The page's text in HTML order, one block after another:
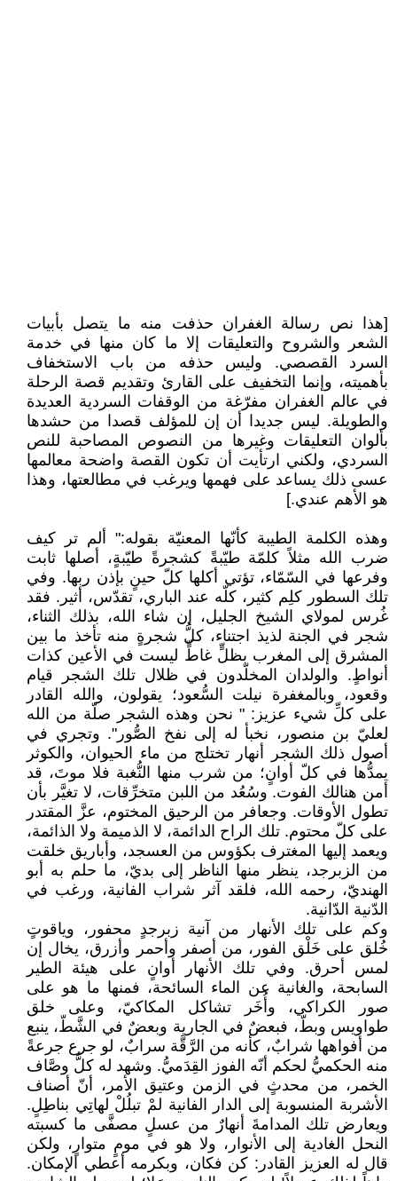
[هذا نص رسالة الغفران حذفت منه ما يتصل بأبيات
الشعر والشروح والتعليقات إلا ما كان منها في خدمة
السرد القصصي. وليس حذفه من باب الاستخفاف
بأهميته، وإنما التخفيف على القارئ وتقديم قصة الرحلة
في عالم الغفران مفرّغة من الوقفات السردية العديدة
والطويلة. ليس جديدا أن إن للمؤلف قصدا من حشدها
بألوان التعليقات وغيرها من النصوص المصاحبة للنص
السردي، ولكني ارتأيت أن تكون القصة واضحة معالمها
عسى ذلك يساعد على فهمها ويرغب في مطالعتها، وهذا
هو الأهم عندي.]
وهذه الكلمة الطيبة كأنّها المعنيّة بقوله:" ألم تر كيف
ضرب الله مثلاً كلمّة طيّبةً كشجرةً طيّبةٍ، أصلها ثابت
وفرعها في السّمّاء، تؤتي أكلها كلّ حينٍ بإذن ربها. وفي
تلك السطور كلِم كثير، كلّه عند الباري، تقدّس، أثير. فقد
غُرس لمولاي الشيخ الجليل، إن شاء الله، بذلك الثناء،
شجر في الجنة لذيذ اجتناء، كلُّ شجرةٍ منه تأخذ ما بين
المشرق إلى المغرب بظلٍّ غاطٍّ ليست في الأعين كذات
أنواطٍ. والولدان المخلّدون في ظلال تلك الشجر قيام
وقعود، وبالمغفرة نيلت السُّعود؛ يقولون، والله القادر
على كلِّ شيء عزيز: " نحن وهذه الشجر صلّة من الله
لعليّ بن منصور، نخبأ له إلى نفخ الصُّور". وتجري في
أصول ذلك الشجر أنهار تختلج من ماء الحيوان، والكوثر
يمدُّها في كلّ أوانٍ؛ من شرب منها النُّغبة فلا موتَ، قد
أمن هنالك الفوت. وسُعُد من اللبن متخرِّقات، لا تغيَّر بأن
تطول الأوقات. وجعافر من الرحيق المختوم، عزَّ المقتدر
على كلّ محتوم. تلك الراح الدائمة، لا الذميمة ولا الذائمة،
ويعمد إليها المغترف بكؤوس من العسجد، وأباريق خلقت
من الزبرجد، ينظر منها الناظر إلى بديّ، ما حلم به أبو
الهنديّ، رحمه الله، فلقد آثر شراب الفانية، ورغب في
الدّنية الدّانية.
وكم على تلك الأنهار من آنية زبرجدٍ محفور، وياقوتٍ
خُلق على خَلْق الفور، من أصفر وأحمر وأزرق، يخال إن
لمس أحرق. وفي تلك الأنهار أوانٍ على هيئة الطير
السابحة، والغانية عن الماء السائحة، فمنها ما هو على
صور الكراكي، وأُخَر تشاكل المكاكيّ، وعلى خلق
طواويس وبطّ، فبعضٌ في الجارية وبعضٌ في الشَّطّ، ينبع
من أفواهها شرابٌ، كأنه من الرَّقَّة سرابٌ، لو جرع جرعةً
منه الحكميُّ لحكم أنّه الفوز القِدَميُّ. وشهد له كلُّ وصَّاف
الخمر، من محدثٍ في الزمن وعتيق الأمر، أنّ أصناف
الأشربة المنسوبة إلى الدار الفانية لمْ تبلُلْ لهاتِي بناطِلٍ.
ويعارض تلك المدامةَ أنهارٌ من عسلٍ مصفَّى ما كسبته
النحل الغادية إلى الأنوار، ولا هو في مومٍ متوارٍ، ولكن
قال له العزيز القادر: كن فكان، وبكرمه أعطي الإمكان.